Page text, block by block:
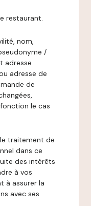
restaurant.
nom,
/
adresse
adresse de
de
le cas
le traitement de
dans ce
des intérêts
à vos
à assurer la
avec ses